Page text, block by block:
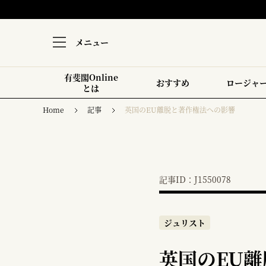
メニュー
有斐閣Online
とは
おすすめ ロージャ
Home 記事 英国のEU離脱と著作権法への影響
記事ID：J1550078
ジュリスト
英国のEU